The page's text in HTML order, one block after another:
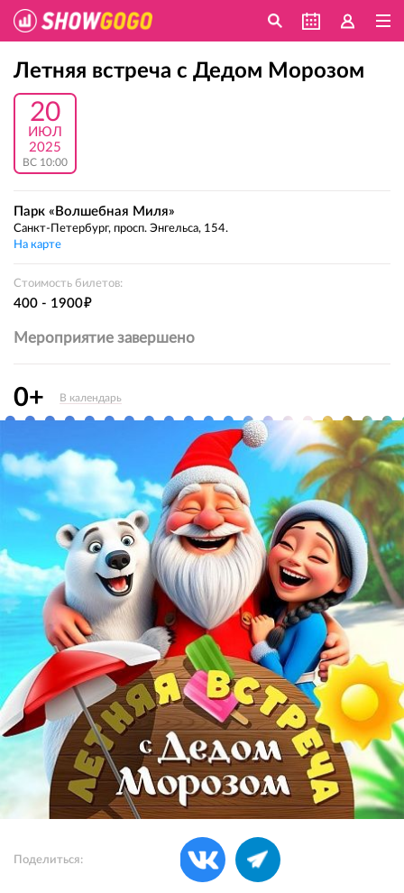
Летняя встреча с Дедом Морозом
20
ИЮЛ
2025
ВС 10:00
Парк «Волшебная Миля»
Санкт-Петербург, просп. Энгельса, 154.
На карте
Стоимость билетов:
400 - 1900е
Мероприятие завершено
0+ В календарь
Поделиться: